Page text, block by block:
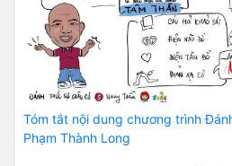
Tóm tắt nội dung chương trình
Phạm Thành Long